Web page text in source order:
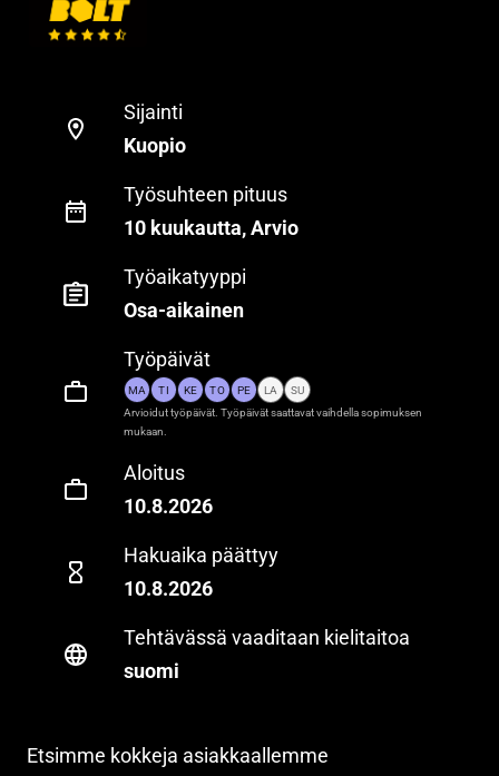
Etsimme kokkeja asiakkaallemme
Sijainti
Kuopio
Työsuhteen pituus
10 kuukautta, Arvio
Työaikatyyppi
Osa-aikainen
Työpäivät
MA TI KE TO PE LA
SU
Arvioidut työpäivät. Työpäivät saattavat vaihdella sopimuksen
mukaan.
Aloitus
10.8.2026
Hakuaika päättyy
10.8.2026
Tehtävässä vaaditaan kielitaitoa
suomi